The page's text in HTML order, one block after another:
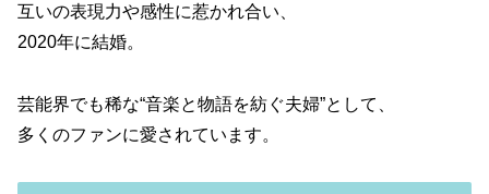
互いの表現力や感性に惹かれ合い、
2020年に結婚。
芸能界でも稀な“音楽と物語を紡ぐ夫婦”として、
多くのファンに愛されています。